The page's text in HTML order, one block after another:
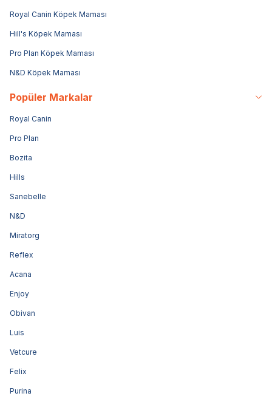
Royal Canin Köpek Maması
Hill's Köpek Maması
Pro Plan Köpek Maması
N&D Köpek Maması
Popüler Markalar
Royal Canin
Pro Plan
Bozita
Hills
Sanebelle
N&D
Miratorg
Reflex
Acana
Enjoy
Obivan
Luis
Vetcure
Felix
Purina